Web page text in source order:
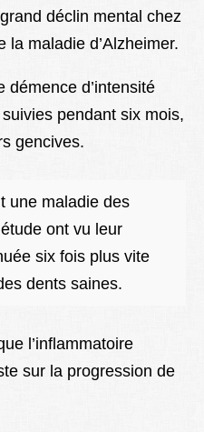
déclin mental chez
la maladie d’Alzheimer.
démence d’intensité
pendant six mois,
gencives.
une maladie des
ont vu leur
six fois plus vite
dents saines.
l’inflammatoire
sur la progression de